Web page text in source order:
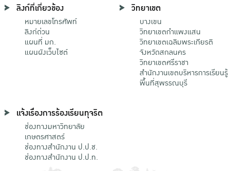
ลิงก์ที่เกี่ยวข้อง
หมายเลขโทรศัพท์
ลิงก์ด่วน
แผนที่ มก.
แผนผังเว็บไซต์
วิทยาเขต
บางเขน
วิทยาเขตกําแพงแสน
วิทยาเขตเฉลิมพระเกียรติ
จังหวัดสกลนคร
วิทยาเขตศรีราชา
สำนักงานเขตบริหารการเรียนรู้
พื้นที่สุพรรณบุรี
แจ้งเรื่องการร้องเรียนทุจริต
ช่องทางมหาวิทยาลัย
เกษตรศาสตร์
ช่องทางสำนักงาน ป.ป.ช.
ช่องทางสำนักงาน ป.ป.ท.